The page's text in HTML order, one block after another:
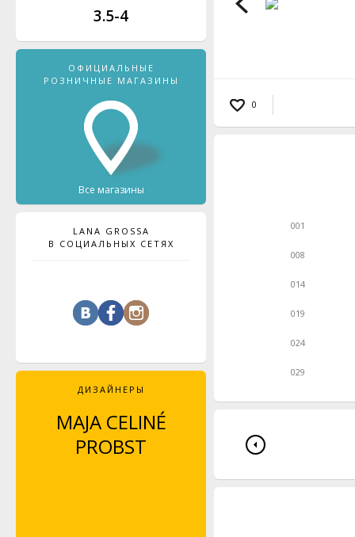
3.5-4
ОФИЦИАЛЬНЫЕ
РОЗНИЧНЫЕ МАГАЗИНЫ
Все магазины
LANA GROSSA
В СОЦИАЛЬНЫХ СЕТЯХ
ДИЗАЙНЕРЫ
MAJA CELINÉ
PROBST
0
001
008
014
019
024
029